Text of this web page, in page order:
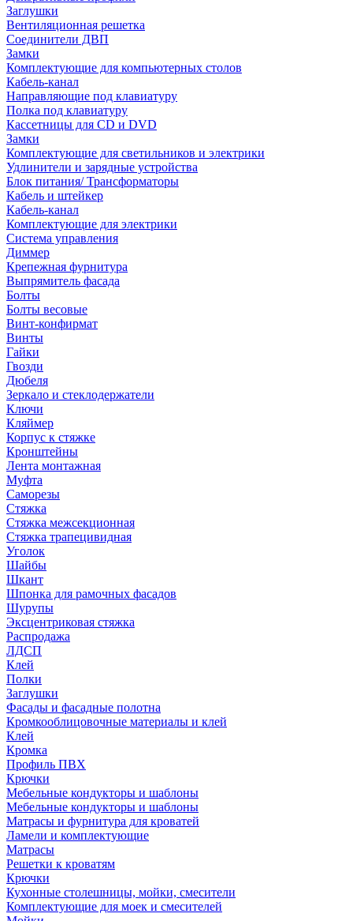
Заглушки
Вентиляционная решетка
Соединители ДВП
Замки
Комплектующие для компьютерных столов
Кабель-канал
Направляющие под клавиатуру
Полка под клавиатуру
Кассетницы для CD и DVD
Замки
Комплектующие для светильников и электрики
Удлинители и зарядные устройства
Блок питания/ Трансформаторы
Кабель и штейкер
Кабель-канал
Комплектующие для электрики
Система управления
Диммер
Крепежная фурнитура
Выпрямитель фасада
Болты
Болты весовые
Винт-конфирмат
Винты
Гайки
Гвозди
Дюбеля
Зеркало и стеклодержатели
Ключи
Кляймер
Корпус к стяжке
Кронштейны
Лента монтажная
Муфта
Саморезы
Стяжка
Стяжка межсекционная
Стяжка трапецивидная
Уголок
Шайбы
Шкант
Шпонка для рамочных фасадов
Шурупы
Эксцентриковая стяжка
Распродажа
ЛДСП
Клей
Полки
Заглушки
Фасады и фасадные полотна
Кромкооблицовочные материалы и клей
Клей
Кромка
Профиль ПВХ
Крючки
Мебельные кондукторы и шаблоны
Мебельные кондукторы и шаблоны
Матрасы и фурнитура для кроватей
Ламели и комплектующие
Матрасы
Решетки к кроватям
Крючки
Кухонные столешницы, мойки, смесители
Комплектующие для моек и смесителей